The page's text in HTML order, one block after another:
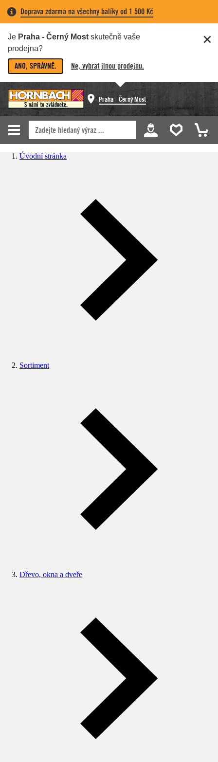
Doprava zdarma na všechny balíky od 1 500 Kč
Je Praha - Černý Most skutečně vaše
prodejna?
ANO, SPRÁVNĚ. Ne, vybrat jinou prodejnu.
Praha - Černý Most
Úvodní stránka
Sortiment
Dřevo, okna a dveře